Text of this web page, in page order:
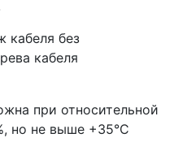
без
кабеля
при относительной
но не выше +35°С